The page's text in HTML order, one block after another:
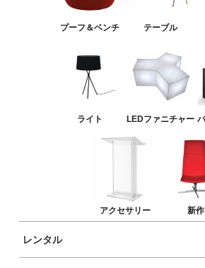
プーフ＆ベンチ テーブル
ライト LEDファニチャー
アクセサリー 新作
レンタル
LEDファニチャー
バー＆カウンター